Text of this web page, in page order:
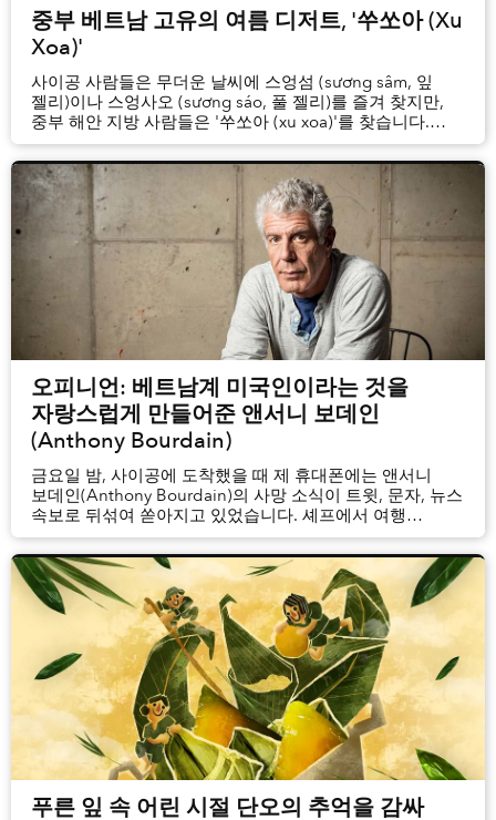
중부 베트남 고유의 여름 디저트, '쑤쏘아 (Xu
Xoa)'
사이공 사람들은 무더운 날씨에 스엉섬 (sương sâm, 잎
젤리)이나 스엉사오 (sương sáo, 풀 젤리)를 즐겨 찾지만,
중부 해안 지방 사람들은 '쑤쏘아 (xu xoa)'를 찾습니다.
투명하고 은은한 감칠맛의 젤리가 생강 향이 감도는 달콤한
시럽에 담겨 있어, 더위를 식히는데 최고의 간식입니다.
오피니언: 베트남계 미국인이라는 것을
자랑스럽게 만들어준 앤서니 보데인
(Anthony Bourdain)
금요일 밤, 사이공에 도착했을 때 제 휴대폰에는 앤서니
보데인(Anthony Bourdain)의 사망 소식이 트윗, 문자, 뉴스
속보로 뒤섞여 쏟아지고 있었습니다. 셰프에서 여행
프로그램 진행자로 변신한 보데인이 61세의 나이에 스스로
생을 마감한 것으로 보인다는 구체적인 내용이 드러나자,
인터넷에는 슬픔과 충격의 물결이 일었습니다. 많은 분들이
아마도 보...
푸른 잎 속 어린 시절 단오의 추억을 감싸